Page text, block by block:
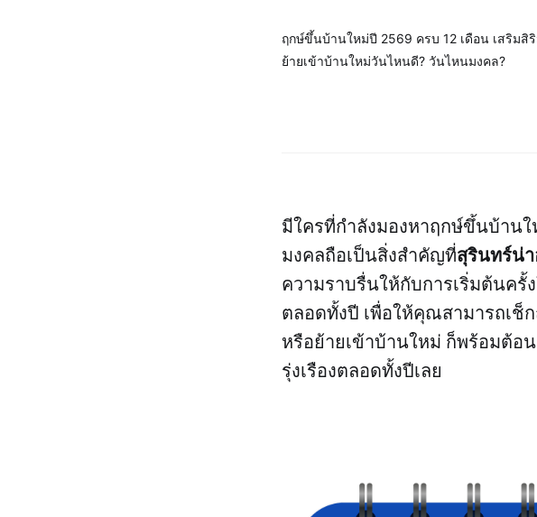
ฤกษ์ขึ้นบ้านใหม่ปี 2569 ครบ 12 เดือน เสริม
ย้ายเข้าบ้านใหม่วันไหนดี? วันไหนมงคล?
มีใครที่กำลังมองหาฤกษ์ขึ้นบ้านใ
มงคลถือเป็นสิ่งสำคัญที่สุรินทร์น่
ความราบรื่นให้กับการเริ่มต้นค
ตลอดทั้งปี เพื่อให้คุณสามารถเช็
หรือย้ายเข้าบ้านใหม่ ก็พร้อมต้อ
รุ่งเรืองตลอดทั้งปีเลย